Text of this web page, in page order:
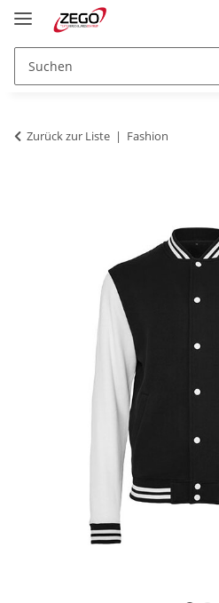
Zurück zur Liste Fashion